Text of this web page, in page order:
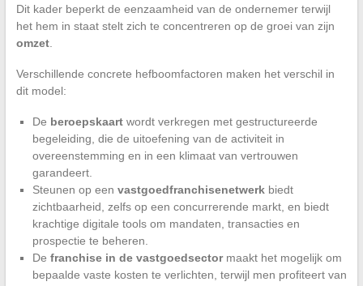
Dit kader beperkt de eenzaamheid van de ondernemer terwijl
het hem in staat stelt zich te concentreren op de groei van zijn
omzet.
Verschillende concrete hefboomfactoren maken het verschil in
dit model:
De beroepskaartwordt verkregen met gestructureerde
begeleiding, die de uitoefening van de activiteit in
overeenstemming en in een klimaat van vertrouwen
garandeert.
Steunen op een vastgoedfranchisenetwerkbiedt
zichtbaarheid, zelfs op een concurrerende markt, en biedt
krachtige digitale tools om mandaten, transacties en
prospectie te beheren.
De franchise in de vastgoedsectormaakt het mogelijk om
bepaalde vaste kosten te verlichten, terwijl men profiteert van